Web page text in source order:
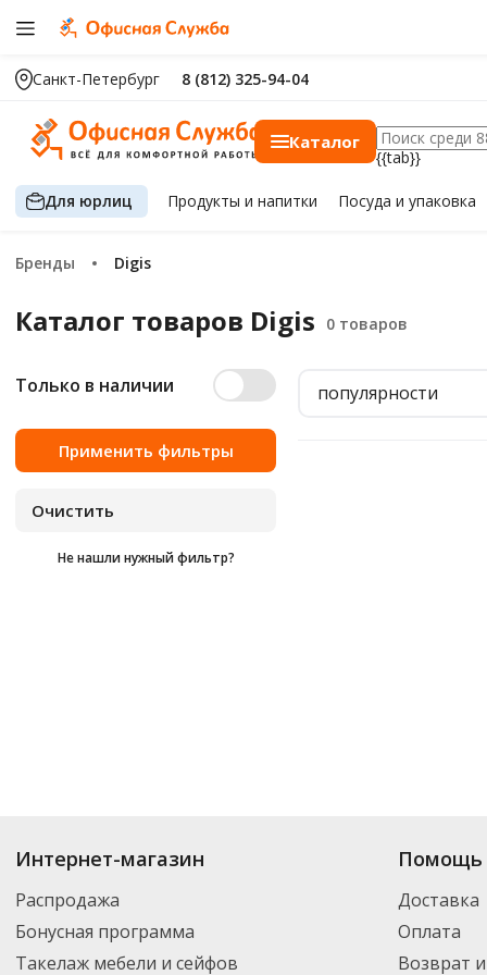
Санкт-Петербург 8 (812) 325-94-04
Каталог
{{tab}}
Для юрлиц Продуктыи напитки Посуда и упаковка
Бренды Digis
Каталог товаров Digis
Только в наличии
Не нашли нужный фильтр?
популярности
Купить
. В ассортименте интернет-магазина
товар и добавить его в корзину для дальнейшего оформления
компанией DPD. Для постоянных клиентов - скидка, минимальный
Интернет-магазин
Распродажа
Бонусная программа
Такелаж мебели и сейфов
Помощь
Доставка
Оплата
Возврат